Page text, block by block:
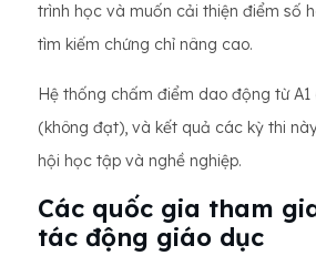
trình học và muốn cải thiện điểm số
tìm kiếm chứng chỉ nâng cao.
Hệ thống chấm điểm dao động từ
(không đạt), và kết quả các kỳ thi
hội học tập và nghề nghiệp.
Các quốc gia tham
tác động giáo dục